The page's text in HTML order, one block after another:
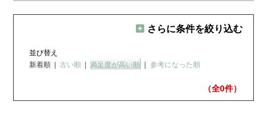
さらに条件を絞り込む
並び替え
新着順 | 古い順 | 満足度が高い順 | 参考になった順
（全0件）